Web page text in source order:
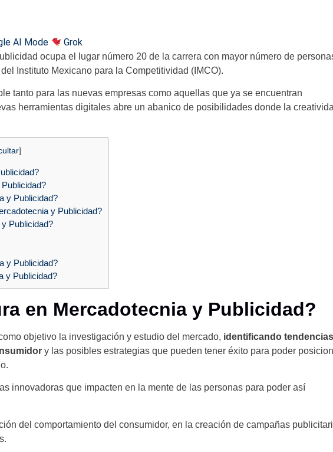
AI Mode Grok
ocupa el lugar número 20 de la carrera con mayor número de
Instituto Mexicano para la Competitividad (IMCO).
tanto para las nuevas empresas como aquellas que ya se encuentran
herramientas digitales abre un abanico de posibilidades donde la
]
y Publicidad?
y Publicidad?
Publicidad?
y Publicidad?
y Publicidad?
en Mercadotecnia y Publicidad?
objetivo la investigación y estudio del mercado, identificando
y las posibles estrategias que pueden tener éxito para poder
innovadoras que impacten en la mente de las personas para poder así
del comportamiento del consumidor, en la creación de campañas